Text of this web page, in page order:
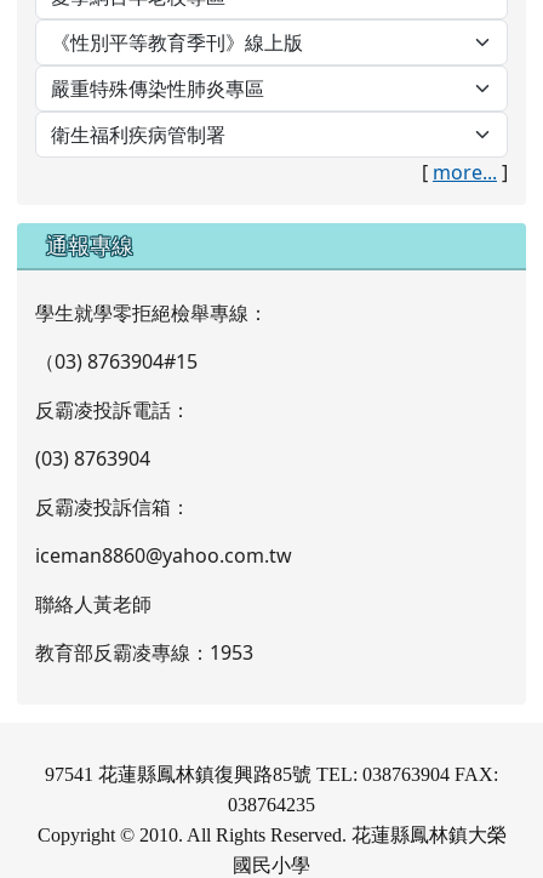
[ more... ]
通報專線
學生就學零拒絕檢舉專線：
（03) 8763904#15
反霸凌投訴電話：
(03) 8763904
反霸凌投訴信箱：
iceman8860@yahoo.com.tw
聯絡人黃老師
教育部反霸凌專線：1953
97541 花蓮縣鳳林鎮復興路85號 TEL: 038763904 FAX:
038764235
Copyright © 2010. All Rights Reserved. 花蓮縣鳳林鎮大榮
國民小學